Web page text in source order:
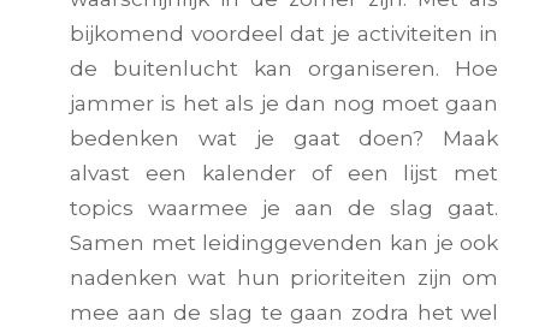
bijkomend voordeel dat je activiteiten in
de buitenlucht kan organiseren. Hoe
jammer is het als je dan nog moet gaan
bedenken wat je gaat doen? Maak
alvast een kalender of een lijst met
topics waarmee je aan de slag gaat.
Samen met leidinggevenden kan je ook
nadenken wat hun prioriteiten zijn om
mee aan de slag te gaan zodra het wel